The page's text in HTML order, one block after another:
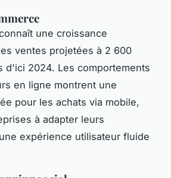
une croissance
ventes projetées à 2 600
d'ici 2024. Les comportements
en ligne montrent une
pour les achats via mobile,
à adapter leurs
expérience utilisateur fluide